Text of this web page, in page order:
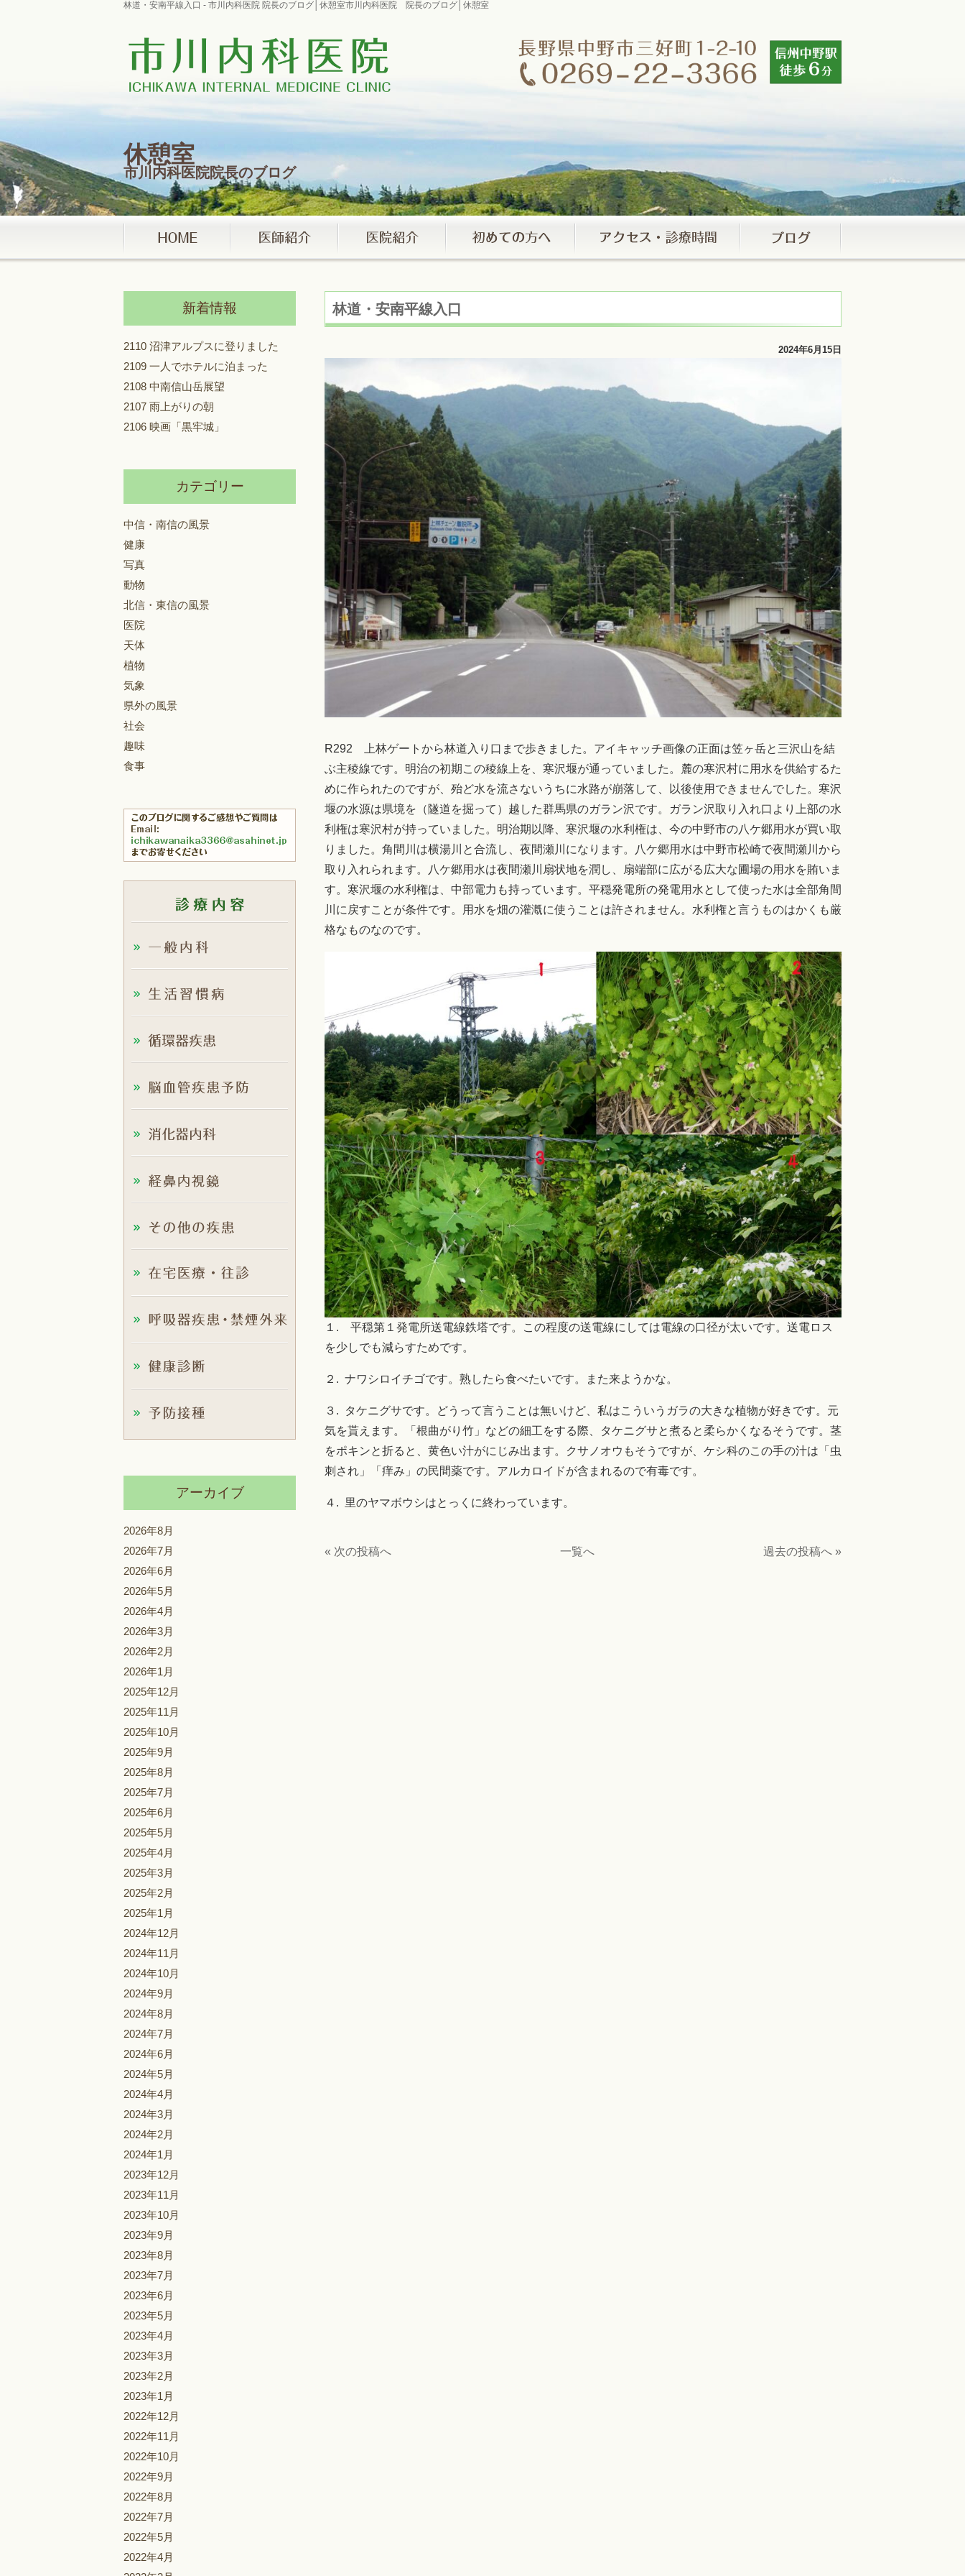
林道・安南平線入口 - 市川内科医院 院長のブログ│休憩室市川内科医院 院長のブログ│休憩室
休憩室
市川内科医院院長のブログ
林道・安南平線入口
2024年6月15日
R292 上林ゲートから林道入り口まで歩きました。アイキャッチ画像の正面は笠ヶ岳と三沢山を結
ぶ主稜線です。明治の初期この稜線上を、寒沢堰が通っていました。麓の寒沢村に用水を供給するた
めに作られたのですが、殆ど水を流さないうちに水路が崩落して、以後使用できませんでした。寒沢
堰の水源は県境を（隧道を掘って）越した群馬県のガラン沢です。ガラン沢取り入れ口より上部の水
利権は寒沢村が持っていました。明治期以降、寒沢堰の水利権は、今の中野市の八ケ郷用水が買い取
りました。角間川は横湯川と合流し、夜間瀬川になります。八ケ郷用水は中野市松崎で夜間瀬川から
取り入れられます。八ケ郷用水は夜間瀬川扇状地を潤し、扇端部に広がる広大な圃場の用水を賄いま
す。寒沢堰の水利権は、中部電力も持っています。平穏発電所の発電用水として使った水は全部角間
川に戻すことが条件です。用水を畑の灌漑に使うことは許されません。水利権と言うものはかくも厳
格なものなのです。
１. 平穏第１発電所送電線鉄塔です。この程度の送電線にしては電線の口径が太いです。送電ロス
を少しでも減らすためです。
２. ナワシロイチゴです。熟したら食べたいです。また来ようかな。
３. タケニグサです。どうって言うことは無いけど、私はこういうガラの大きな植物が好きです。元
気を貰えます。「根曲がり竹」などの細工をする際、タケニグサと煮ると柔らかくなるそうです。茎
をポキンと折ると、黄色い汁がにじみ出ます。クサノオウもそうですが、ケシ科のこの手の汁は「虫
刺され」「痒み」の民間薬です。アルカロイドが含まれるので有毒です。
４. 里のヤマボウシはとっくに終わっています。
過去の投稿へ »
一覧へ
« 次の投稿へ
新着情報
2110 沼津アルプスに登りました
2109 一人でホテルに泊まった
2108 中南信山岳展望
2107 雨上がりの朝
2106 映画「黒牢城」
カテゴリー
中信・南信の風景
健康
写真
動物
北信・東信の風景
医院
天体
植物
気象
県外の風景
社会
趣味
食事
アーカイブ
2026年8月
2026年7月
2026年6月
2026年5月
2026年4月
2026年3月
2026年2月
2026年1月
2025年12月
2025年11月
2025年10月
2025年9月
2025年8月
2025年7月
2025年6月
2025年5月
2025年4月
2025年3月
2025年2月
2025年1月
2024年12月
2024年11月
2024年10月
2024年9月
2024年8月
2024年7月
2024年6月
2024年5月
2024年4月
2024年3月
2024年2月
2024年1月
2023年12月
2023年11月
2023年10月
2023年9月
2023年8月
2023年7月
2023年6月
2023年5月
2023年4月
2023年3月
2023年2月
2023年1月
2022年12月
2022年11月
2022年10月
2022年9月
2022年8月
2022年7月
2022年5月
2022年4月